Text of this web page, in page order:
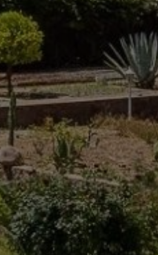
Acheter Villa 6 pièces